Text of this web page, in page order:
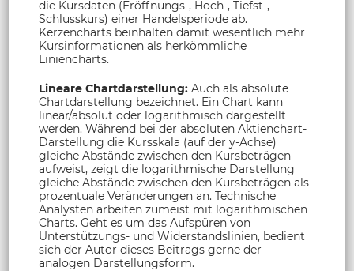
die Kursdaten (Eröffnungs-, Hoch-, Tiefst-,
Schlusskurs) einer Handelsperiode ab.
Kerzencharts beinhalten damit wesentlich mehr
Kursinformationen als herkömmliche
Liniencharts.
Lineare Chartdarstellung: Auch als absolute
Chartdarstellung bezeichnet. Ein Chart kann
linear/absolut oder logarithmisch dargestellt
werden. Während bei der absoluten Aktienchart-
Darstellung die Kursskala (auf der y-Achse)
gleiche Abstände zwischen den Kursbeträgen
aufweist, zeigt die logarithmische Darstellung
gleiche Abstände zwischen den Kursbeträgen als
prozentuale Veränderungen an. Technische
Analysten arbeiten zumeist mit logarithmischen
Charts. Geht es um das Aufspüren von
Unterstützungs- und Widerstandslinien, bedient
sich der Autor dieses Beitrags gerne der
analogen Darstellungsform.